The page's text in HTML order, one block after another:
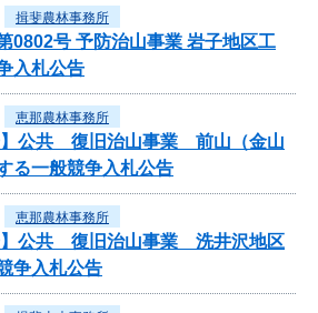
揖斐農林事務所
0802号 予防治山事業 岩子地区工
入札公告
恵那農林事務所
】公共 復旧治山事業 前山（金山
る一般競争入札公告
恵那農林事務所
】公共 復旧治山事業 洗井沢地区
争入札公告